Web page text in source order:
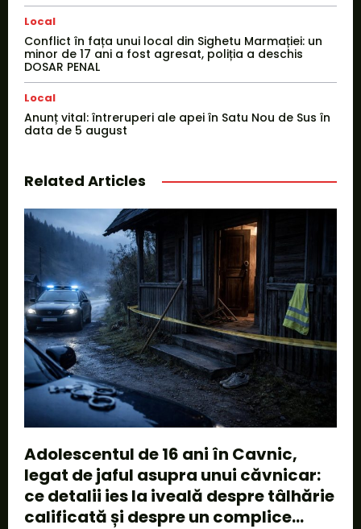
Local
Conflict în fața unui local din Sighetu Marmației: un
minor de 17 ani a fost agresat, poliția a deschis
DOSAR PENAL
Local
Anunț vital: întreruperi ale apei în Satu Nou de Sus în
data de 5 august
Related Articles
Adolescentul de 16 ani în Cavnic,
legat de jaful asupra unui căvnicar:
ce detalii ies la iveală despre tâlhărie
calificată și despre un complice...